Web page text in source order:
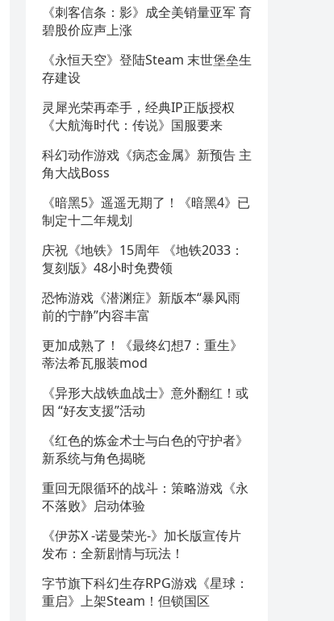
《刺客信条：影》成全美销量亚军 育
碧股价应声上涨
《永恒天空》登陆Steam 末世堡垒生
存建设
灵犀光荣再牵手，经典IP正版授权
《大航海时代：传说》国服要来
科幻动作游戏《病态金属》新预告 主
角大战Boss
《暗黑5》遥遥无期了！《暗黑4》已
制定十二年规划
庆祝《地铁》15周年 《地铁2033：
复刻版》48小时免费领
恐怖游戏《潜渊症》新版本“暴风雨
前的宁静”内容丰富
更加成熟了！《最终幻想7：重生》
蒂法希瓦服装mod
《异形大战铁血战士》意外翻红！或
因 “好友支援”活动
《红色的炼金术士与白色的守护者》
新系统与角色揭晓
重回无限循环的战斗：策略游戏《永
不落败》启动体验
《伊苏X -诺曼荣光-》加长版宣传片
发布：全新剧情与玩法！
字节旗下科幻生存RPG游戏《星球：
重启》上架Steam！但锁国区